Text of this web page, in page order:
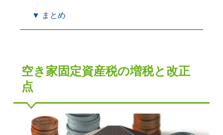
▼ まとめ
空き家固定資産税の増税と改正
点